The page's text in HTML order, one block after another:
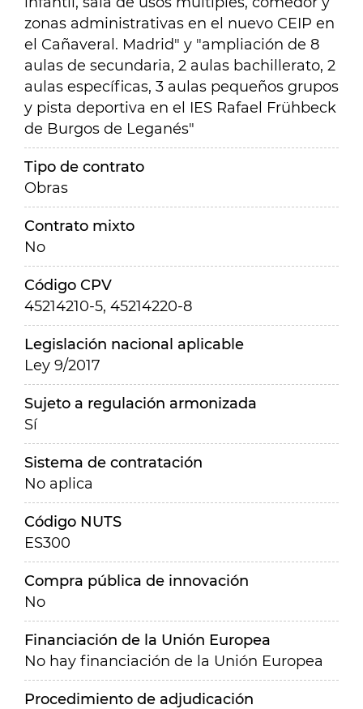
zonas administrativas en el nuevo CEIP en
el Cañaveral. Madrid" y "ampliación de 8
aulas de secundaria, 2 aulas bachillerato, 2
aulas específicas, 3 aulas pequeños grupos
y pista deportiva en el IES Rafael Frühbeck
de Burgos de Leganés"
Tipo de contrato
Obras
Contrato mixto
No
Código CPV
45214210-5, 45214220-8
Legislación nacional aplicable
Ley 9/2017
Sujeto a regulación armonizada
Sí
Sistema de contratación
No aplica
Código NUTS
ES300
Compra pública de innovación
No
Financiación de la Unión Europea
No hay financiación de la Unión Europea
Procedimiento de adjudicación